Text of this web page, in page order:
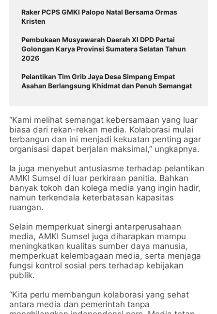
Raker PCPS GMKI Palopo Natal Bersama Ormas
Kristen
Pembukaan Musyawarah Daerah XI DPD Partai
Golongan Karya Provinsi Sumatera Selatan Tahun
2026
Pelantikan Tim Grib Jaya Desa Simpang Empat
Asahan Berlangsung Khidmat dan Penuh Semangat
“Kami melihat semangat kebersamaan yang luar
biasa dari rekan-rekan media. Kolaborasi mulai
terbangun dan ini menjadi kekuatan penting agar
organisasi dapat berjalan maksimal,” ungkapnya.
Ia juga menyebut antusiasme terhadap pelantikan
AMKI Sumsel di luar perkiraan panitia. Bahkan
banyak tokoh dan kolega media yang ingin hadir,
namun terkendala keterbatasan kapasitas
ruangan.
Selain memperkuat sinergi antarperusahaan
media, AMKI Sumsel juga diharapkan mampu
meningkatkan kualitas sumber daya manusia,
memperkuat kelembagaan media, serta menjaga
fungsi kontrol sosial pers terhadap kebijakan
publik.
“Kita perlu membangun kolaborasi yang sehat
antara media dan pemerintah tanpa